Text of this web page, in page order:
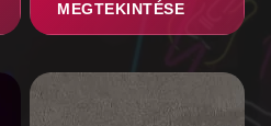
MEGTEKINTÉSE
Ennek